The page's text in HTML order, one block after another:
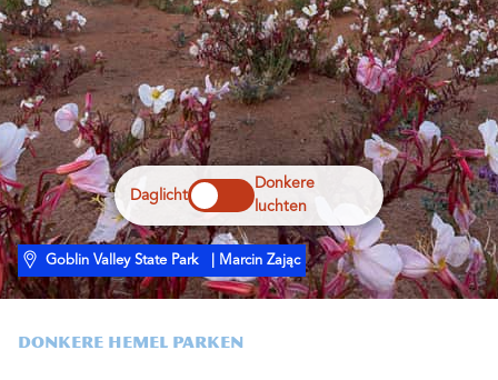
Daglicht
Donkere
luchten
Goblin Valley State Park | Marcin Zając
Donkere Hemel Parken